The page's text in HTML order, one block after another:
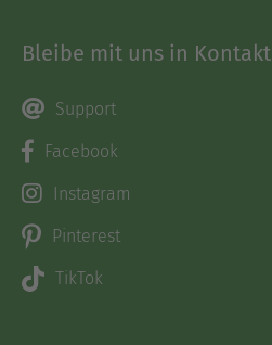
Bleibe mit uns in Kontakt
Support
Facebook
Instagram
Pinterest
TikTok